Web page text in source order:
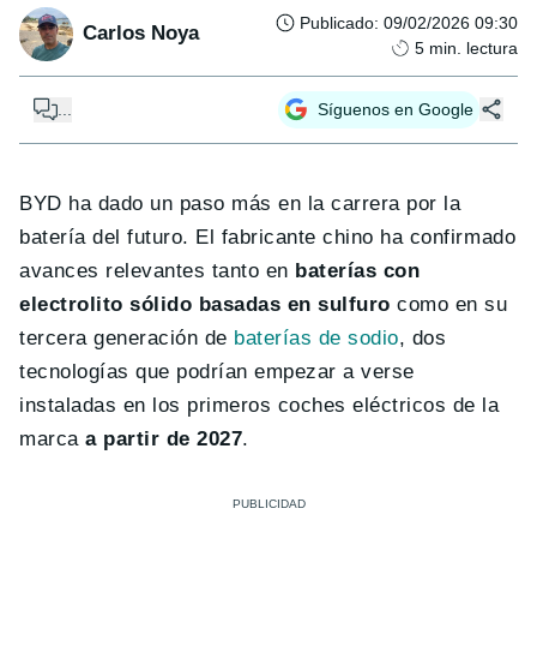
Carlos Noya Publicado: 09/02/2026 09:30
5 min. lectura
Síguenos en Google
BYD ha dado un paso más en la carrera por la
batería del futuro. El fabricante chino ha confirmado
avances relevantes tanto en baterías con
electrolito sólido basadas en sulfuro como en su
tercera generación de baterías de sodio, dos
tecnologías que podrían empezar a verse
instaladas en los primeros coches eléctricos de la
marcaa partir de 2027.